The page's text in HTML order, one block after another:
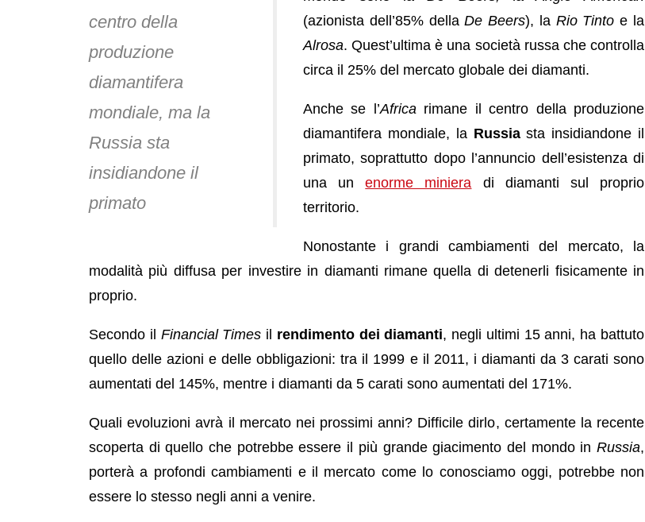
centro della
produzione
diamantifera
mondiale, ma la
Russia sta
insidiandone il
primato
(azionista dell’85% dellaDe Beers), laRio Tinto e la
Alrosa. Quest’ultima è una società russa che controlla
circa il 25% del mercato globale dei diamanti.
Anche se l’Africa rimane il centro della produzione
diamantifera mondiale, la Russiasta insidiandone il
primato, soprattutto dopo l’annuncio dell’esistenza di
una unenorme miniera di diamanti sul proprio
territorio.
Nonostante i grandi cambiamenti del mercato, la
modalità più diffusa per investire in diamanti rimane quella di detenerli fisicamente in
proprio.
Secondo il Financial Times il rendimento dei diamanti, negli ultimi 15 anni, ha battuto
quello delle azioni e delle obbligazioni: tra il 1999 e il 2011, i diamanti da 3 carati sono
aumentati del 145%, mentre i diamanti da 5 carati sono aumentati del 171%.
Quali evoluzioni avrà il mercato nei prossimi anni? Difficile dirlo, certamente la recente
scoperta di quello che potrebbe essere il più grande giacimento del mondo in Russia,
porterà a profondi cambiamenti e il mercato come lo conosciamo oggi, potrebbe non
essere lo stesso negli anni a venire.